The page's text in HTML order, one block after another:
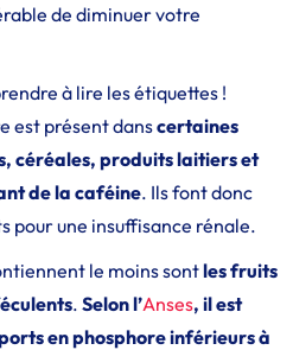
de diminuer votre
à lire les étiquettes !
est présent danscertaines
céréales, produits laitiers et
de la caféine. Ils font donc
pour une insuffisance rénale.
le moins sontles fruits
. Selon l’Anses, il est
en phosphore inférieurs à